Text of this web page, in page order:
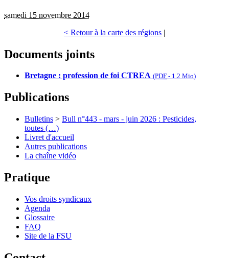
samedi 15 novembre 2014
< Retour à la carte des régions |
Documents joints
Bretagne : profession de foi CTREA (PDF - 1.2 Mio)
Publications
Bulletins > Bull n°443 - mars - juin 2026 : Pesticides,
toutes (…)
Livret d'accueil
Autres publications
La chaîne vidéo
Pratique
Vos droits syndicaux
Agenda
Glossaire
FAQ
Site de la FSU